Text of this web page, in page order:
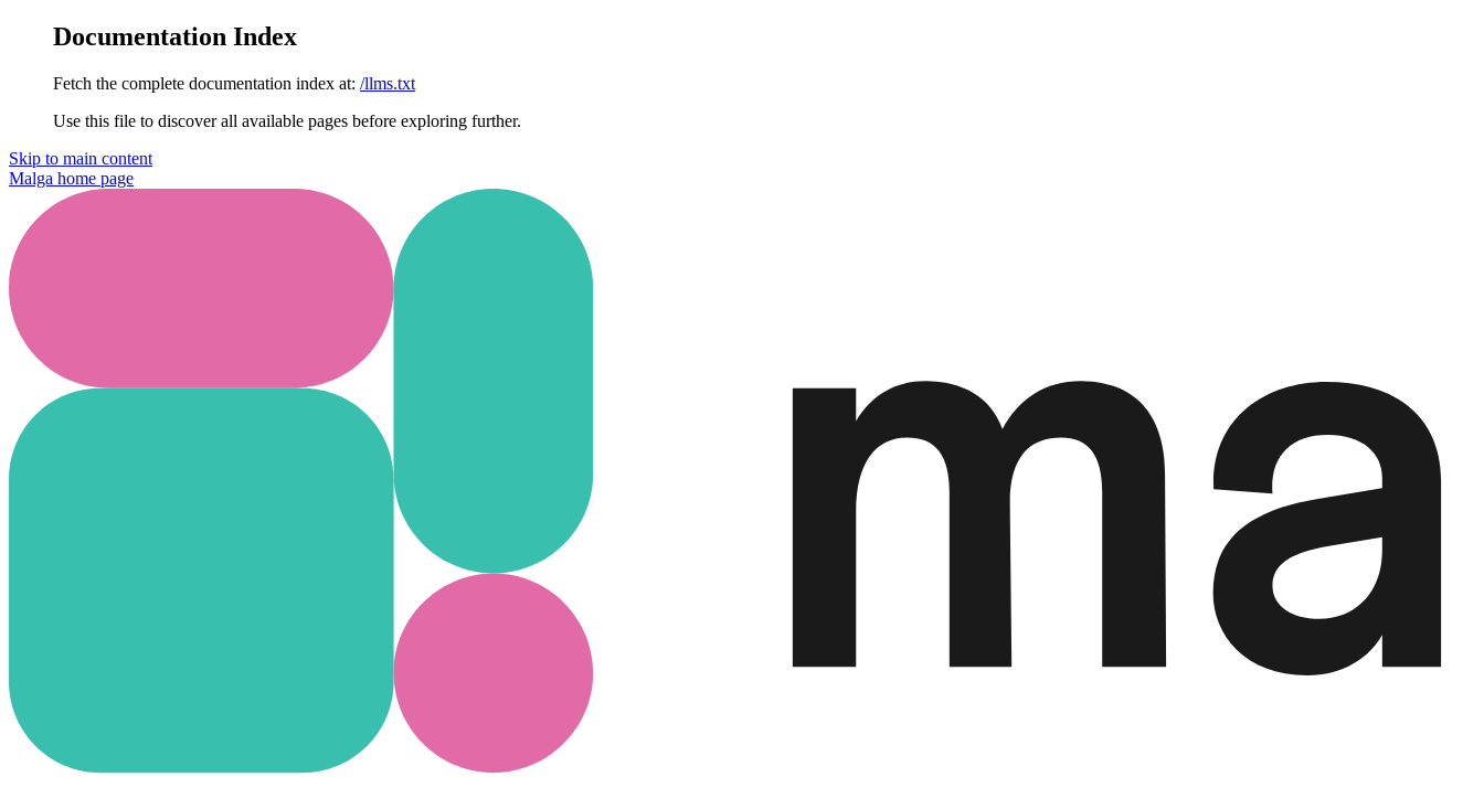
Documentation Index
Fetch the complete documentation index at: /llms.txt
Use this file to discover all available pages before exploring further.
Skip to main content
Malga home page